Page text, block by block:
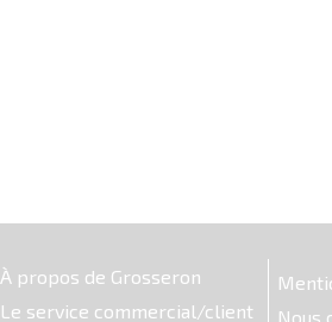
À propos de Grosseron
Le service commercial/client
Nous